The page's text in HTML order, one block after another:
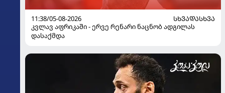
11:38/05-08-2026
ᲡᲮᲕᲐᲓᲐᲡᲮᲕᲐ
კვლავ აფრიკაში - ერვე რენარი ნაცნობ ადგილას
დასაქმდა